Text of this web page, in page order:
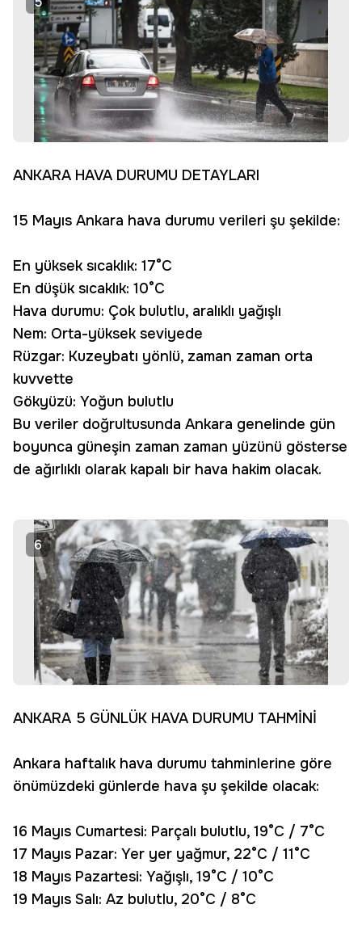
ANKARA HAVA DURUMU DETAYLARI
15 Mayıs Ankara hava durumu verileri şu şekilde:
En yüksek sıcaklık: 17°C
En düşük sıcaklık: 10°C
Hava durumu: Çok bulutlu, aralıklı yağışlı
Nem: Orta-yüksek seviyede
Rüzgar: Kuzeybatı yönlü, zaman zaman orta
kuvvette
Gökyüzü: Yoğun bulutlu
Bu veriler doğrultusunda Ankara genelinde gün
boyunca güneşin zaman zaman yüzünü gösterse
de ağırlıklı olarak kapalı bir hava hakim olacak.
6
ANKARA 5 GÜNLÜK HAVA DURUMU TAHMİNİ
Ankara haftalık hava durumu tahminlerine göre
önümüzdeki günlerde hava şu şekilde olacak:
16 Mayıs Cumartesi: Parçalı bulutlu, 19°C / 7°C
17 Mayıs Pazar: Yer yer yağmur, 22°C / 11°C
18 Mayıs Pazartesi: Yağışlı, 19°C / 10°C
19 Mayıs Salı: Az bulutlu, 20°C / 8°C